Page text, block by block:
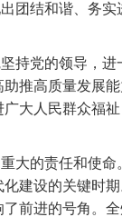
年网络诚信宣传
崇尚英
年 2018年千名
迪庆两会 迪庆高
庆藏族自治州成立
喜迎十九大 砥砺
团结和谐、务实
持党的领导，进
推高质量发展
大人民群众福
大的责任和使命
建设的关键时
前进的号角。